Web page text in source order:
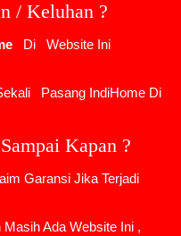
/ Keluhan ?
Di
Website Ini
Pasang IndiHome Di
Kapan ?
Garansi Jika Terjadi
Ada Website Ini ,